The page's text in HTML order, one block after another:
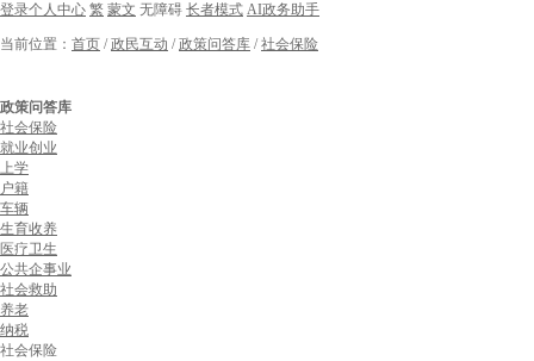
登录个人中心 繁 蒙文 无障碍 长者模式 AI政务助手
当前位置： 首页 /政民互动 /政策问答库 /社会保险
政策问答库
社会保险
就业创业
上学
户籍
车辆
生育收养
医疗卫生
公共企事业
社会救助
养老
纳税
社会保险